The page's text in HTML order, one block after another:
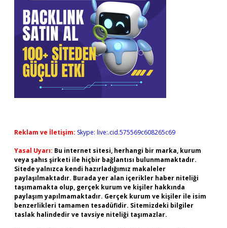
Reklam ve İletişim: Skype: live:.cid.575569c608265c69
Yasal Uyarı: Bu internet sitesi, herhangi bir marka, kurum
veya şahıs şirketi ile hiçbir bağlantısı bulunmamaktadır.
Sitede yalnızca kendi hazırladığımız makaleler
paylaşılmaktadır. Burada yer alan içerikler haber niteliği
taşımamakta olup, gerçek kurum ve kişiler hakkında
paylaşım yapılmamaktadır. Gerçek kurum ve kişiler ile isim
benzerlikleri tamamen tesadüfidir. Sitemizdeki bilgiler
taslak halindedir ve tavsiye niteliği taşımazlar.